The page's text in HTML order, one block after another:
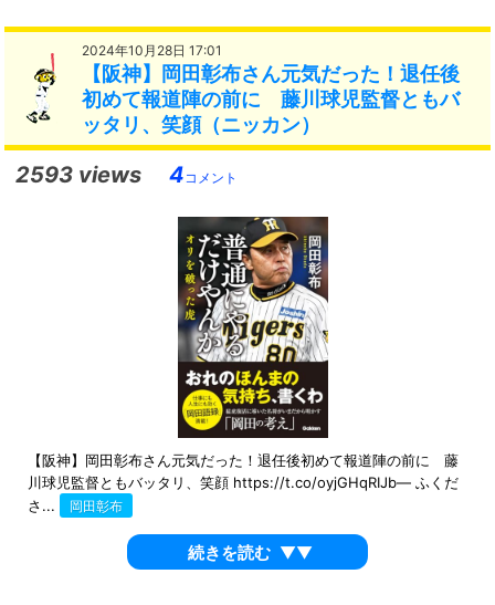
2024年10月28日 17:01
【阪神】岡田彰布さん元気だった！退任後
初めて報道陣の前に 藤川球児監督ともバ
ッタリ、笑顔（ニッカン）
2593 views 4コメント
【阪神】岡田彰布さん元気だった！退任後初めて報道陣の前に 藤
川球児監督ともバッタリ、笑顔 https://t.co/oyjGHqRIJb— ふくだ
さ...
岡田彰布
続きを読む ▼▼